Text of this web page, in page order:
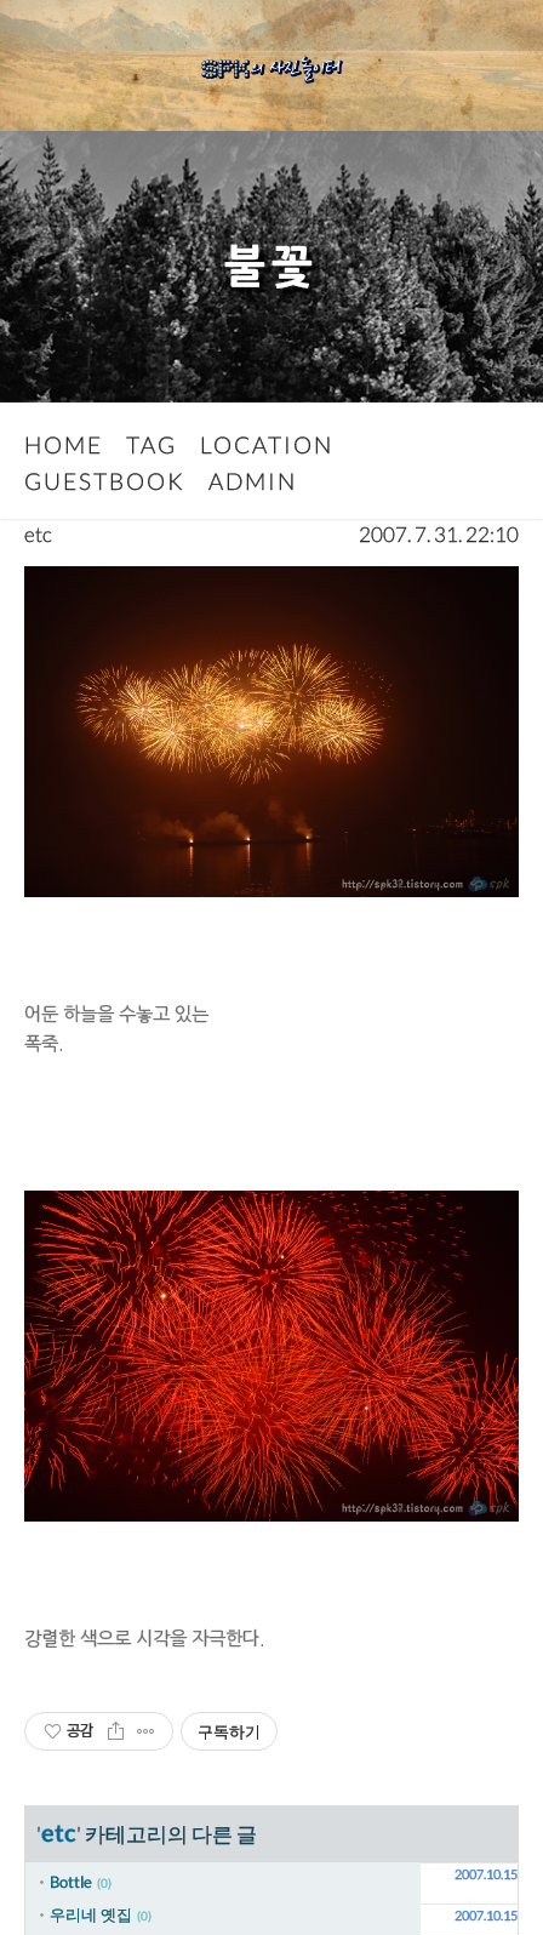
불꽃
HOME TAG
LOCATION
GUESTBOOK
ADMIN
etc 2007. 7. 31. 22:10
어둔 하늘을 수놓고 있는
폭죽.
강렬한 색으로 시각을 자극한다.
공감 구독하기
'etc' 카테고리의 다른 글
Bottle (0)
2007.10.15
우리네 옛집 (0) 2007.10.15